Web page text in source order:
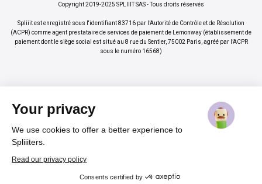
Your privacy
We use cookies to offer a better experience to
Spliiiters.
Read our privacy policy
Consents certified by
Copyright 2019-2025 SPLIIIT SAS - Tous droits réservés
Spliiit est enregistré sous l'identifiant 83716 par l’Autorité de Contrôle et de Résolution
(ACPR) comme agent prestataire de services de paiement de Lemonway (établissement de
paiement dont le siège social est situé au 8 rue du Sentier, 75002 Paris, agréé par l’ACPR
sous le numéro 16568)
Vos abonnements jusqu'à -70%